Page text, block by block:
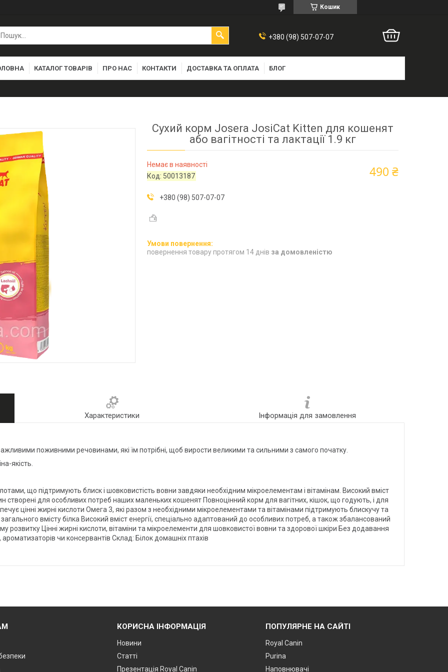
Кошик
+380 (98) 507-07-07
КАТАЛОГ ТОВАРІВ ПРО НАС КОНТАКТИ ДОСТАВКА ТА ОПЛАТА БЛОГ
Сухий корм Josera JosiCat Kitten для кошенят
або вагітності та лактації 1.9 кг
Немає в наявності
Код: 50013187 490 ₴
+380 (98) 507-07-07
повернення товару протягом 14 днів за домовленістю
Характеристики Інформація для замовлення
поживними речовинами, які їм потрібні, щоб вирости великими та сильними з самого початку.
якість.
що підтримують блиск і шовковистість вовни завдяки необхідним мікроелементам і вітамінам. Високий вміст
створені для особливих потреб наших маленьких кошенят Повноцінний корм для вагітних, кішок, що годують, і для
цінні жирні кислоти Омега 3, які разом з необхідними мікроелементами та вітамінами підтримують блискучу та
вмісту білка Високий вміст енергії, спеціально адаптований до особливих потреб, а також збалансований
Цінні жирні кислоти, вітаміни та мікроелементи для шовковистої вовни та здорової шкіри Без додавання
чи консервантів Склад: Білок домашніх птахів
КОРИСНА ІНФОРМАЦІЯ
Новини
Статті
Презентація Royal Canin
ПОПУЛЯРНЕ НА САЙТІ
Royal Canin
Purina
Наповнювачі